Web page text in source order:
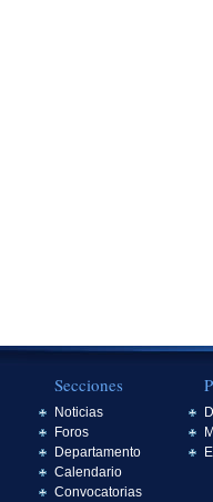
Secciones
Noticias
Foros
Departamento
Calendario
Convocatorias